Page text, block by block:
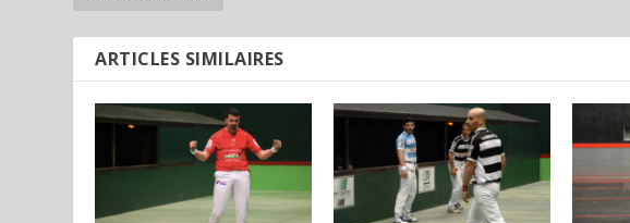
ARTICLES SIMILAIRES